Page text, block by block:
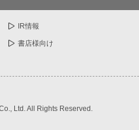
IR情報
書店様向け
Ltd. All Rights Reserved.